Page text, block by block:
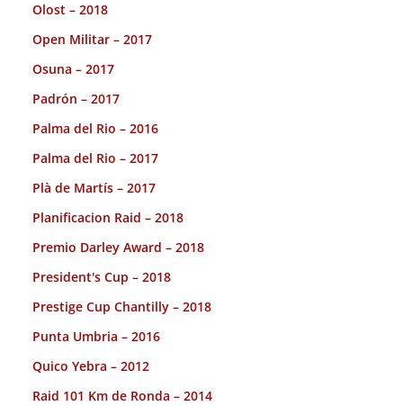
Olost – 2018
Open Militar – 2017
Osuna – 2017
Padrón – 2017
Palma del Rio – 2016
Palma del Rio – 2017
Plà de Martís – 2017
Planificacion Raid – 2018
Premio Darley Award – 2018
President's Cup – 2018
Prestige Cup Chantilly – 2018
Punta Umbria – 2016
Quico Yebra – 2012
Raid 101 Km de Ronda – 2014